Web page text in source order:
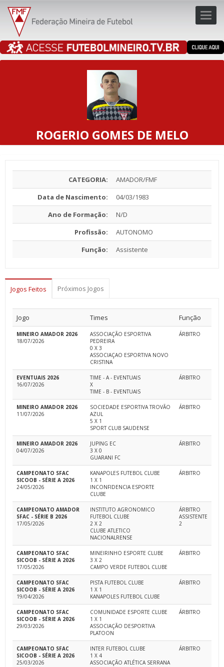
ROGERIO GOMES DE MELO
CATEGORIA:
AMADOR/FMF
Data de Nascimento:
04/03/1983
Ano de Formação:
N/D
Profissão:
AUTONOMO
Função:
Assistente
Jogos Feitos Próximos Jogos
Jogo Times Função
MINEIRO AMADOR 2026
18/07/2026
ASSOCIAÇÃO ESPORTIVA
PEDREIRA
0 X 3
ASSOCIAÇAO ESPORTIVA NOVO
CRISTINA
ÁRBITRO
EVENTUAIS 2026
16/07/2026
TIME - A - EVENTUAIS
X
TIME - B - EVENTUAIS
ÁRBITRO
MINEIRO AMADOR 2026
11/07/2026
SOCIEDADE ESPORTIVA TROVÃO
AZUL
5 X 1
SPORT CLUB SAUDENSE
ÁRBITRO
MINEIRO AMADOR 2026
04/07/2026
JUPING EC
3 X 0
GUARANI FC
ÁRBITRO
CAMPEONATO SFAC
SICOOB - SÉRIE A 2026
24/05/2026
KANAPOLES FUTEBOL CLUBE
1 X 1
INCONFIDENCIA ESPORTE
CLUBE
ÁRBITRO
CAMPEONATO AMADOR
SFAC - SÉRIE B 2026
17/05/2026
INSTITUTO AGRONOMICO
FUTEBOL CLUBE
2 X 2
CLUBE ATLETICO
NACIONALRENSE
ÁRBITRO
ASSISTENTE
2
CAMPEONATO SFAC
SICOOB - SÉRIE A 2026
17/05/2026
MINEIRINHO ESPORTE CLUBE
3 X 2
CAMPO VERDE FUTEBOL CLUBE
ÁRBITRO
CAMPEONATO SFAC
SICOOB - SÉRIE A 2026
19/04/2026
PISTA FUTEBOL CLUBE
1 X 1
KANAPOLES FUTEBOL CLUBE
ÁRBITRO
CAMPEONATO SFAC
SICOOB - SÉRIE A 2026
29/03/2026
COMUNIDADE ESPORTE CLUBE
1 X 1
ASSOCIAÇÃO DESPORTIVA
PLATOON
ÁRBITRO
CAMPEONATO SFAC
SICOOB - SÉRIE A 2026
25/03/2026
INTER FUTEBOL CLUBE
1 X 4
ASSOCIAÇÃO ATLÉTICA SERRANA
ÁRBITRO